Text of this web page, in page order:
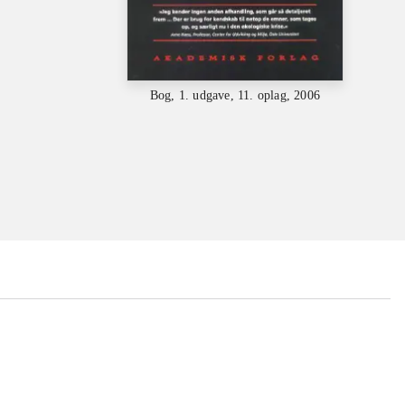
Bog, 1. udgave, 11. oplag, 2006